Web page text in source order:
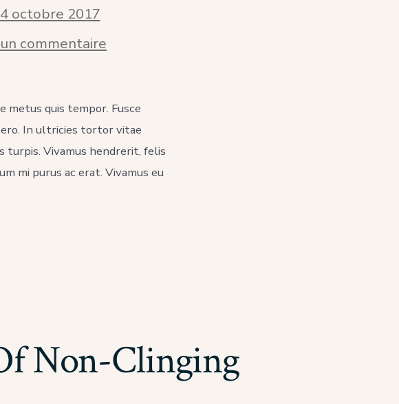
octobre 2017
commentaire
Correct
metus quis tempor. Fusce
In ultricies tortor vitae
turpis. Vivamus hendrerit, felis
mi purus ac erat. Vivamus eu
Non-Clinging